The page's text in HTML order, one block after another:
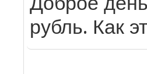
рубль. Как